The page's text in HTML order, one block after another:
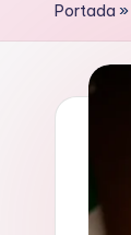
Portada »